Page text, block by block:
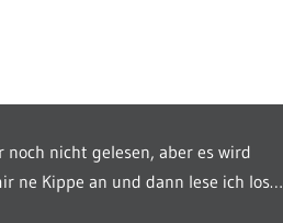
nicht gelesen, aber es wird
ne Kippe an und dann lese ich los…